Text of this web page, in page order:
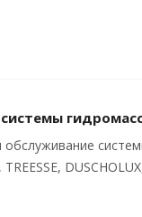
TREESSE,